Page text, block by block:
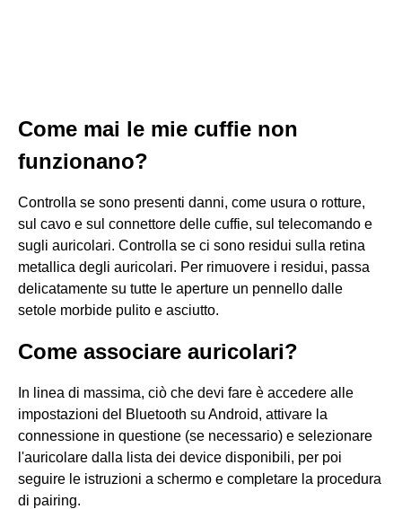
Come mai le mie cuffie non
funzionano?
Controlla se sono presenti danni, come usura o rotture,
sul cavo e sul connettore delle cuffie, sul telecomando e
sugli auricolari. Controlla se ci sono residui sulla retina
metallica degli auricolari. Per rimuovere i residui, passa
delicatamente su tutte le aperture un pennello dalle
setole morbide pulito e asciutto.
Come associare auricolari?
In linea di massima, ciò che devi fare è accedere alle
impostazioni del Bluetooth su Android, attivare la
connessione in questione (se necessario) e selezionare
l'auricolare dalla lista dei device disponibili, per poi
seguire le istruzioni a schermo e completare la procedura
di pairing.